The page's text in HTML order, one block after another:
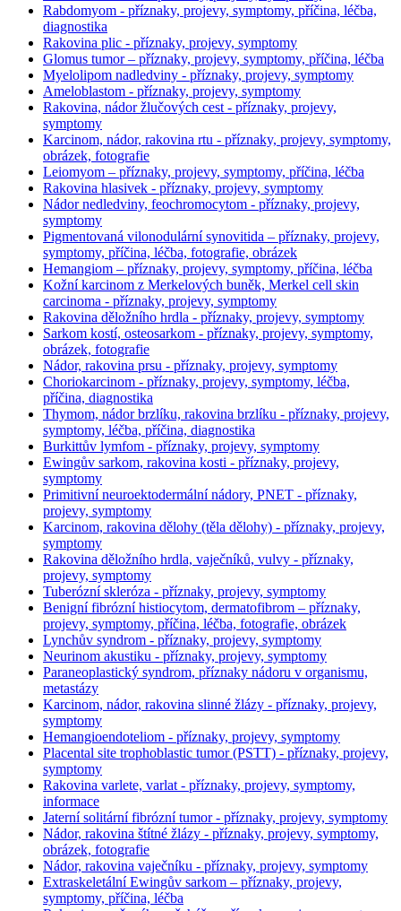
Rabdomyom - příznaky, projevy, symptomy, příčina, léčba,
diagnostika
Rakovina plic - příznaky, projevy, symptomy
Glomus tumor – příznaky, projevy, symptomy, příčina, léčba
Myelolipom nadledviny - příznaky, projevy, symptomy
Ameloblastom - příznaky, projevy, symptomy
Rakovina, nádor žlučových cest - příznaky, projevy,
symptomy
Karcinom, nádor, rakovina rtu - příznaky, projevy, symptomy,
obrázek, fotografie
Leiomyom – příznaky, projevy, symptomy, příčina, léčba
Rakovina hlasivek - příznaky, projevy, symptomy
Nádor nedledviny, feochromocytom - příznaky, projevy,
symptomy
Pigmentovaná vilonodulární synovitida – příznaky, projevy,
symptomy, příčina, léčba, fotografie, obrázek
Hemangiom – příznaky, projevy, symptomy, příčina, léčba
Kožní karcinom z Merkelových buněk, Merkel cell skin
carcinoma - příznaky, projevy, symptomy
Rakovina děložního hrdla - příznaky, projevy, symptomy
Sarkom kostí, osteosarkom - příznaky, projevy, symptomy,
obrázek, fotografie
Nádor, rakovina prsu - příznaky, projevy, symptomy
Choriokarcinom - příznaky, projevy, symptomy, léčba,
příčina, diagnostika
Thymom, nádor brzlíku, rakovina brzlíku - příznaky, projevy,
symptomy, léčba, příčina, diagnostika
Burkittův lymfom - příznaky, projevy, symptomy
Ewingův sarkom, rakovina kosti - příznaky, projevy,
symptomy
Primitivní neuroektodermální nádory, PNET - příznaky,
projevy, symptomy
Karcinom, rakovina dělohy (těla dělohy) - příznaky, projevy,
symptomy
Rakovina děložního hrdla, vaječníků, vulvy - příznaky,
projevy, symptomy
Tuberózní skleróza - příznaky, projevy, symptomy
Benigní fibrózní histiocytom, dermatofibrom – příznaky,
projevy, symptomy, příčina, léčba, fotografie, obrázek
Lynchův syndrom - příznaky, projevy, symptomy
Neurinom akustiku - příznaky, projevy, symptomy
Paraneoplastický syndrom, příznaky nádoru v organismu,
metastázy
Karcinom, nádor, rakovina slinné žlázy - příznaky, projevy,
symptomy
Hemangioendoteliom - příznaky, projevy, symptomy
Placental site trophoblastic tumor (PSTT) - příznaky, projevy,
symptomy
Rakovina varlete, varlat - příznaky, projevy, symptomy,
informace
Jaterní solitární fibrózní tumor - příznaky, projevy, symptomy
Nádor, rakovina štítné žlázy - příznaky, projevy, symptomy,
obrázek, fotografie
Nádor, rakovina vaječníku - příznaky, projevy, symptomy
Extraskeletální Ewingův sarkom – příznaky, projevy,
symptomy, příčina, léčba